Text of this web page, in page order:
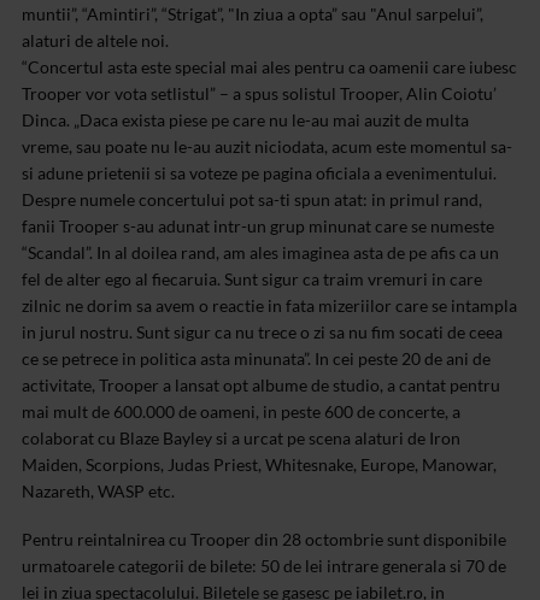
muntii”, “Amintiri”, “Strigat”, "In ziua a opta” sau "Anul sarpelui”,
alaturi de altele noi.
“Concertul asta este special mai ales pentru ca oamenii care iubesc
Trooper vor vota setlistul” – a spus solistul Trooper, Alin Coiotu’
Dinca. „Daca exista piese pe care nu le-au mai auzit de multa
vreme, sau poate nu le-au auzit niciodata, acum este momentul sa-
si adune prietenii si sa voteze pe pagina oficiala a evenimentului.
Despre numele concertului pot sa-ti spun atat: in primul rand,
fanii Trooper s-au adunat intr-un grup minunat care se numeste
“Scandal”. In al doilea rand, am ales imaginea asta de pe afis ca un
fel de alter ego al fiecaruia. Sunt sigur ca traim vremuri in care
zilnic ne dorim sa avem o reactie in fata mizeriilor care se intampla
in jurul nostru. Sunt sigur ca nu trece o zi sa nu fim socati de ceea
ce se petrece in politica asta minunata”. In cei peste 20 de ani de
activitate, Trooper a lansat opt albume de studio, a cantat pentru
mai mult de 600.000 de oameni, in peste 600 de concerte, a
colaborat cu Blaze Bayley si a urcat pe scena alaturi de Iron
Maiden, Scorpions, Judas Priest, Whitesnake, Europe, Manowar,
Nazareth, WASP etc.
Pentru reintalnirea cu Trooper din 28 octombrie sunt disponibile
urmatoarele categorii de bilete: 50 de lei intrare generala si 70 de
lei in ziua spectacolului. Biletele se gasesc pe iabilet.ro, in